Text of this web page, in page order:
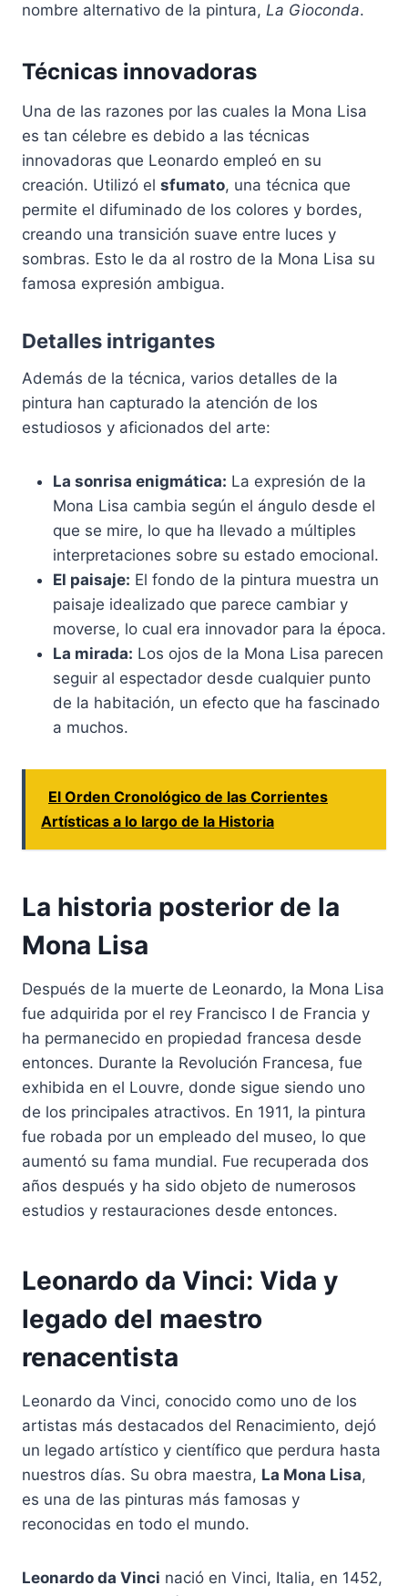
nombre alternativo de la pintura, La Gioconda.
Técnicas innovadoras
Una de las razones por las cuales la Mona Lisa
es tan célebre es debido a las técnicas
innovadoras que Leonardo empleó en su
creación. Utilizó el sfumato, una técnica que
permite el difuminado de los colores y bordes,
creando una transición suave entre luces y
sombras. Esto le da al rostro de la Mona Lisa su
famosa expresión ambigua.
Detalles intrigantes
Además de la técnica, varios detalles de la
pintura han capturado la atención de los
estudiosos y aficionados del arte:
La sonrisa enigmática: La expresión de la
Mona Lisa cambia según el ángulo desde el
que se mire, lo que ha llevado a múltiples
interpretaciones sobre su estado emocional.
El paisaje: El fondo de la pintura muestra un
paisaje idealizado que parece cambiar y
moverse, lo cual era innovador para la época.
La mirada: Los ojos de la Mona Lisa parecen
seguir al espectador desde cualquier punto
de la habitación, un efecto que ha fascinado
a muchos.
El Orden Cronológico de las Corrientes
Artísticas a lo largo de la Historia
La historia posterior de la
Mona Lisa
Después de la muerte de Leonardo, la Mona Lisa
fue adquirida por el rey Francisco I de Francia y
ha permanecido en propiedad francesa desde
entonces. Durante la Revolución Francesa, fue
exhibida en el Louvre, donde sigue siendo uno
de los principales atractivos. En 1911, la pintura
fue robada por un empleado del museo, lo que
aumentó su fama mundial. Fue recuperada dos
años después y ha sido objeto de numerosos
estudios y restauraciones desde entonces.
Leonardo da Vinci: Vida y
legado del maestro
renacentista
Leonardo da Vinci, conocido como uno de los
artistas más destacados del Renacimiento, dejó
un legado artístico y científico que perdura hasta
nuestros días. Su obra maestra, La Mona Lisa,
es una de las pinturas más famosas y
reconocidas en todo el mundo.
Leonardo da Vinci nació en Vinci, Italia, en 1452,